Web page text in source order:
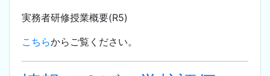
実務者研修授業概要(R5)
こちらからご覧ください。